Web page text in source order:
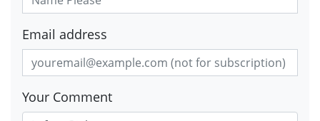
Email address
Your Comment